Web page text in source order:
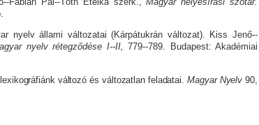
nyelv állami változatai (Kárpátukrán változat). Kiss Jenő--
nyelv rétegződése I--II, 779--789. Budapest: Akadémiai
változó és változatlan feladatai.Magyar Nyelv 90,